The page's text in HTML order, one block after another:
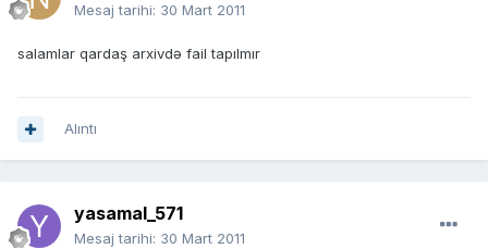
Mesaj tarihi: 30 Mart 2011
salamlar qardaş arxivdə fail tapılmır
Alıntı
yasamal_571
Mesaj tarihi: 30 Mart 2011